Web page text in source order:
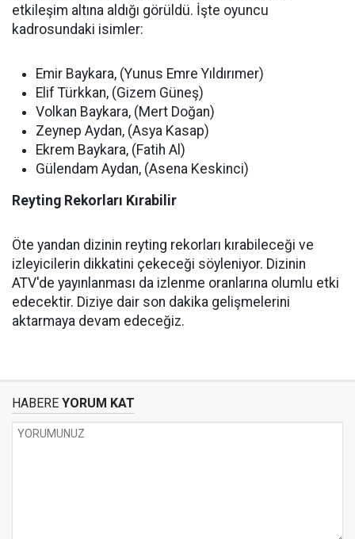
etkileşim altına aldığı görüldü. İşte oyuncu
kadrosundaki isimler:
Emir Baykara, (Yunus Emre Yıldırımer)
Elif Türkkan, (Gizem Güneş)
Volkan Baykara, (Mert Doğan)
Zeynep Aydan, (Asya Kasap)
Ekrem Baykara, (Fatih Al)
Gülendam Aydan, (Asena Keskinci)
Reyting Rekorları Kırabilir
Öte yandan dizinin reyting rekorları kırabileceği ve
izleyicilerin dikkatini çekeceği söyleniyor. Dizinin
ATV'de yayınlanması da izlenme oranlarına olumlu etki
edecektir. Diziye dair son dakika gelişmelerini
aktarmaya devam edeceğiz.
HABERE YORUM KAT